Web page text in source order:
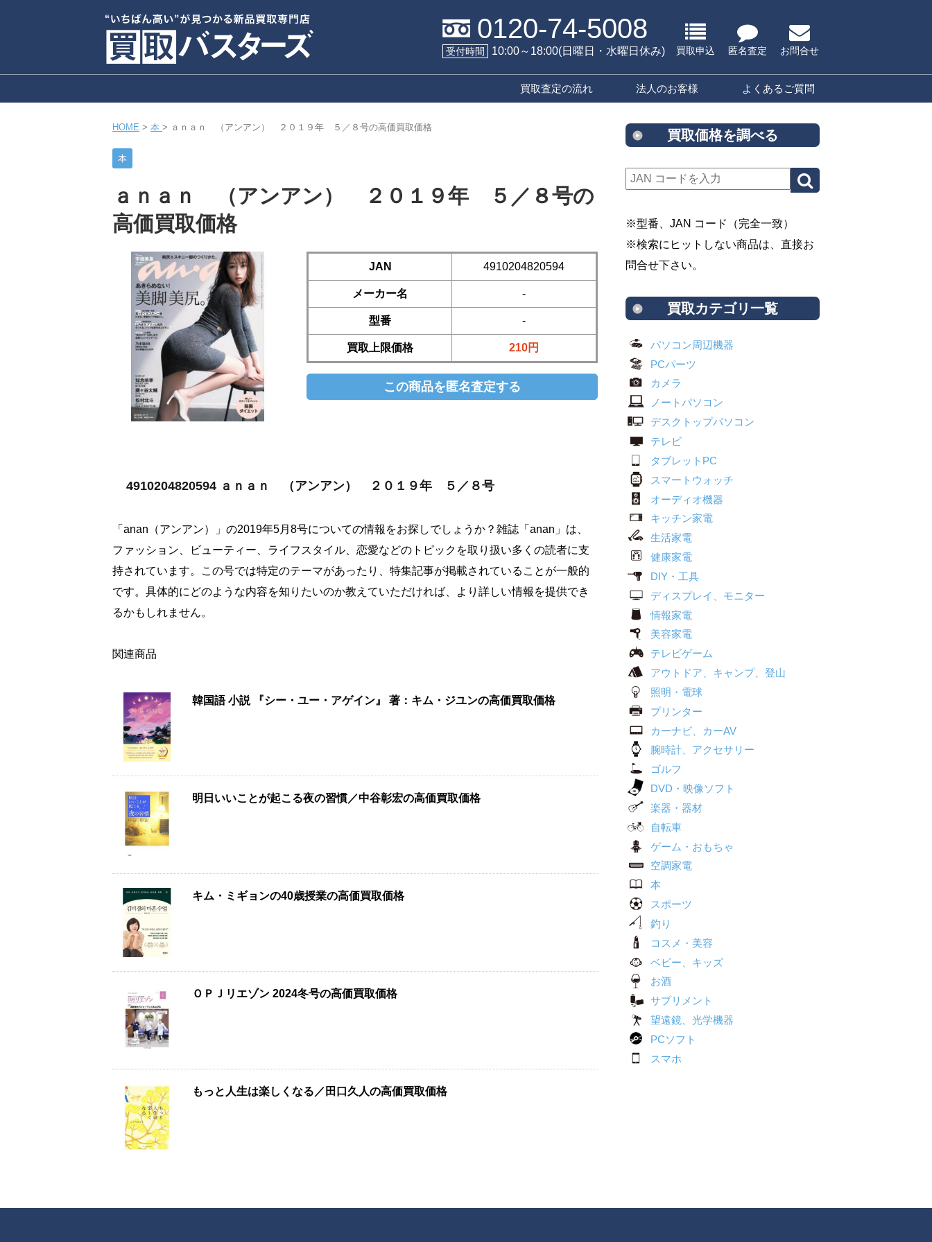
0120-74-5008
受付時間 10:00～18:00(日曜日・水曜日休み) 買取申込 匿名査定 お問合せ
買取査定の流れ 法人のお客様 よくあるご質問
HOME > 本 > ａｎａｎ （アンアン） ２０１９年 ５／８号の高価買取価格
本
ａｎａｎ （アンアン） ２０１９年 ５／８号の
高価買取価格
JAN 4910204820594
メーカー名 -
型番 -
買取上限価格 210円
4910204820594 ａｎａｎ （アンアン） ２０１９年 ５／８号
「anan（アンアン）」の2019年5月8号についての情報をお探しでしょうか？雑誌「anan」は、
ファッション、ビューティー、ライフスタイル、恋愛などのトピックを取り扱い多くの読者に支
持されています。この号では特定のテーマがあったり、特集記事が掲載されていることが一般的
です。具体的にどのような内容を知りたいのか教えていただければ、より詳しい情報を提供でき
るかもしれません。
関連商品
韓国語 小説 『シー・ユー・アゲイン』 著：キム・ジユンの高価買取価格
明日いいことが起こる夜の習慣／中谷彰宏の高価買取価格
キム・ミギョンの40歳授業の高価買取価格
ＯＰＪリエゾン 2024冬号の高価買取価格
もっと人生は楽しくなる／田口久人の高価買取価格
買取価格を調べる
※型番、JAN コード（完全一致）
※検索にヒットしない商品は、直接お
問合せ下さい。
買取カテゴリ一覧
パソコン周辺機器
PCパーツ
カメラ
ノートパソコン
デスクトップパソコン
テレビ
タブレットPC
スマートウォッチ
オーディオ機器
キッチン家電
生活家電
健康家電
DIY・工具
ディスプレイ、モニター
情報家電
美容家電
テレビゲーム
アウトドア、キャンプ、登山
照明・電球
プリンター
カーナビ、カーAV
腕時計、アクセサリー
ゴルフ
DVD・映像ソフト
楽器・器材
自転車
ゲーム・おもちゃ
空調家電
本
スポーツ
釣り
コスメ・美容
ベビー、キッズ
お酒
サプリメント
望遠鏡、光学機器
PCソフト
スマホ